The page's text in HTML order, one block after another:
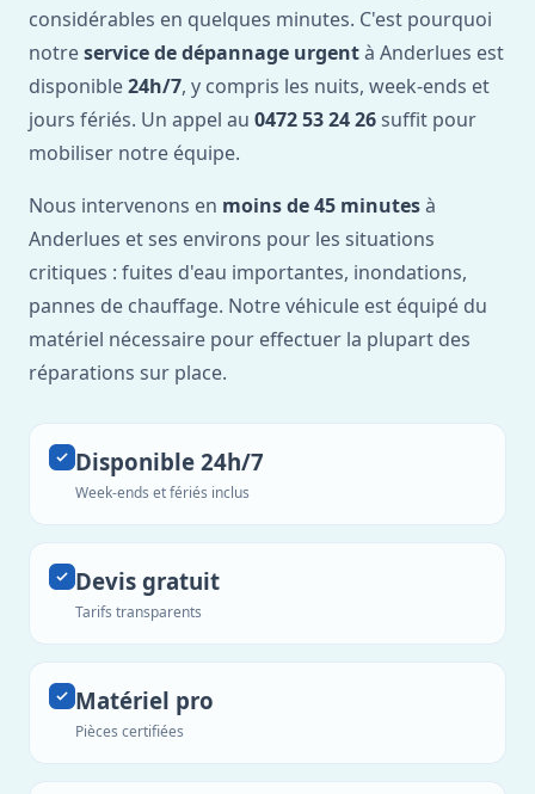
considérables en quelques minutes. C'est pourquoi
notreservice de dépannage urgentà Anderlues est
disponible24h/7, y compris les nuits, week-ends et
jours fériés. Un appel au 0472 53 24 26 suffit pour
mobiliser notre équipe.
Nous intervenons en moins de 45 minutesà
Anderlues et ses environs pour les situations
critiques : fuites d'eau importantes, inondations,
pannes de chauffage. Notre véhicule est équipé du
matériel nécessaire pour effectuer la plupart des
réparations sur place.
Disponible 24h/7
Week-ends et fériés inclus
Devis gratuit
Tarifs transparents
Matériel pro
Pièces certifiées